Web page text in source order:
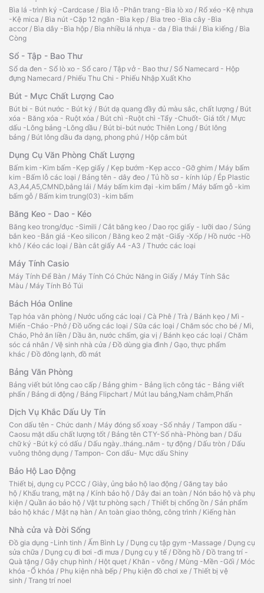
Bìa lá -trình ký -Cardcase / Bìa lỗ -Phân trang -Bìa lò xo / Rổ xéo -Kệ nhựa
-Kệ mica / Bìa nút -Cặp 12 ngăn -Bìa kẹp / Bìa treo -Bìa cây -Bìa
accor / Bìa dây -Bìa hộp / Bìa nhiều lá nhựa - da / Bìa thái / Bìa kiếng / Bìa
Còng
Sổ - Tập - Bao Thư
Sổ da đen - Sổ lò xo - Sổ caro / Tập vở - Bao thư/ Sổ Namecard - Hộp
đựng Namecard / Phiếu Thu Chi - Phiếu Nhập Xuất Kho
Bút - Mực Chất Lượng Cao
Bút bi - Bút nước - Bút ký / Bút dạ quang đầy đủ màu sắc, chất lượng / Bút
xóa - Băng xóa - Ruột xóa / Bút chì -Ruột chì -Tẩy -Chuốt- Giá tốt / Mực
dấu -Lông bảng -Lông dầu / Bút bi-bút nước Thiên Long / Bút lông
bảng / Bút lông dầu đa dạng, phong phú / Hộp cắm bút
Dụng Cụ Văn Phòng Chất Lượng
Bấm kim -Kim bấm -Kẹp giấy / Kẹp bướm -Kẹp acco -Gỡ ghim / Máy bấm
kim -Bấm lỗ các loại / Bảng tên - dây đeo / Tủ hồ sơ - kính lúp / Ép Plastic
A3,A4,A5,CMND,bằng lái / Máy bấm kim đại -kim bấm / Máy bấm gỗ -kim
bấm gỗ / Bấm kim trung(03) -kim bấm
Băng Keo - Dao - Kéo
Băng keo trong/đục -Simili / Cắt băng keo / Dao rọc giấy - lưỡi dao / Súng
bắn keo -Bắn giá -Keo silicon / Băng keo 2 mặt -Giấy -Xốp / Hồ nước -Hồ
khô / Kéo các loại / Bàn cắt giấy A4 -A3 / Thước các loại
Máy Tính Casio
Máy Tính Để Bàn / Máy Tính Có Chức Năng in Giấy / Máy Tính Sắc
Màu / Máy Tính Bỏ Túi
Bách Hóa Online
Tạp hóa văn phòng / Nước uống các loại / Cà Phê / Trà / Bánh kẹo / Mì -
Miến -Cháo -Phở /Đồ uống các loại / Sữa các loại / Chăm sóc cho bé / Mì,
Cháo, Phở ăn liền / Dầu ăn, nước chấm, gia vị / Bánh kẹo các loại / Chăm
sóc cá nhân / Vệ sinh nhà cửa /Đồ dùng gia đình / Gạo, thực phẩm
khác /Đồ đông lạnh, đồ mát
Bảng Văn Phòng
Bảng viết bút lông cao cấp / Bảng ghim - Bảng lịch công tác - Bảng viết
phấn / Bảng di động / Bảng Flipchart / Mút lau bảng,Nam châm,Phấn
Dịch Vụ Khắc Dấu Uy Tín
Con dấu tên - Chức danh / Máy đóng số xoay -Số nhảy / Tampon dấu -
Caosu mặt dấu chất lượng tốt / Bảng tên CTY-Số nhà-Phòng ban / Dấu
chữ ký -Bút ký có dấu / Dấu ngày..tháng..năm - tự động / Dấu tròn / Dấu
vuông thông dụng / Tampon- Con dấu- Mực dấu Shiny
Bảo Hộ Lao Động
Thiết bị, dụng cụ PCCC / Giày, ủng bảo hộ lao động / Găng tay bảo
hộ / Khẩu trang, mặt nạ / Kính bảo hộ / Dây đai an toàn / Nón bảo hộ và phụ
kiện / Quần áo bảo hộ / Vật tư phòng sạch / Thiết bị chống ồn / Sản phẩm
bảo hộ khác / Mặt nạ hàn / An toàn giao thông, công trình / Kiếng hàn
Nhà cửa và Đời Sống
Đồ gia dụng -Linh tinh / Ấm Bình Ly / Dụng cụ tập gym -Massage / Dụng cụ
sửa chữa / Dụng cụ đi bơi -đi mưa / Dụng cụ y tế /Đồng hồ /Đồ trang trí -
Quà tặng / Gậy chụp hình / Hột quẹt / Khăn - võng / Mùng -Mền -Gối / Móc
khóa -Ổ khóa / Phụ kiện nhà bếp / Phụ kiện đồ chơi xe / Thiết bị vệ
sinh / Trang trí noel